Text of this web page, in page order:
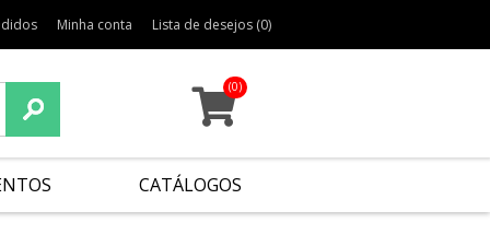
(0)
Minha conta Lista de desejos (0)
CATÁLOGOS